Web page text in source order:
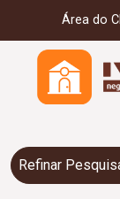
Área do
Refinar